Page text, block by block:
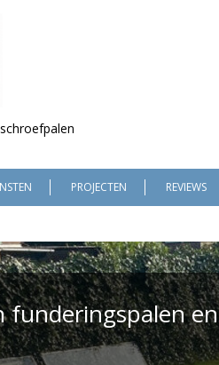
PROJECTEN REVIEWS
funderingspalen en